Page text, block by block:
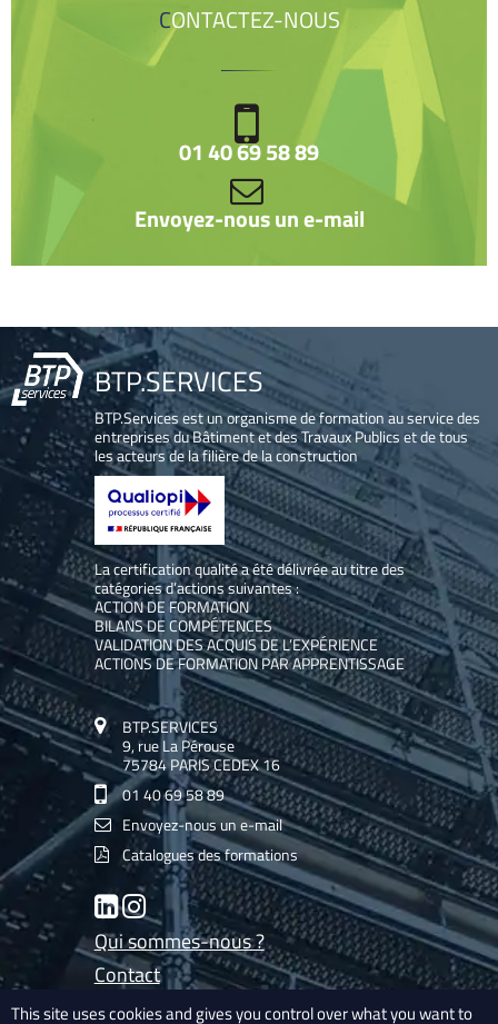
CONTACTEZ-NOUS
01 40 69 58 89
Envoyez-nous un e-mail
BTP.SERVICES
BTP.Services est un organisme de formation au service des
entreprises du Bâtiment et des Travaux Publics et de tous
les acteurs de la filière de la construction
La certification qualité a été délivrée au titre des
catégories d’actions suivantes :
ACTION DE FORMATION
BILANS DE COMPÉTENCES
VALIDATION DES ACQUIS DE L’EXPÉRIENCE
ACTIONS DE FORMATION PAR APPRENTISSAGE
BTP.SERVICES
9, rue La Pérouse
75784 PARIS CEDEX 16
01 40 69 58 89
Envoyez-nous un e-mail
Catalogues des formations
LinkedInInstagram
Qui sommes-nous ?
Contact
Les experts de BTP.Services
This site uses cookies and gives you control over what you want to